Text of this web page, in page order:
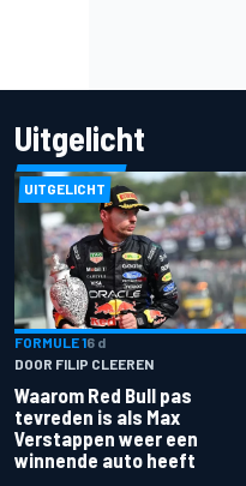
Uitgelicht
UITGELICHT
FORMULE 16 d
DOOR FILIP CLEEREN
Waarom Red Bull pas
tevreden is als Max
Verstappen weer een
winnende auto heeft